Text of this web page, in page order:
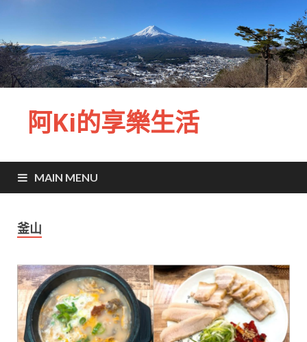
阿Ki的享樂生活
MAIN MENU
釜山